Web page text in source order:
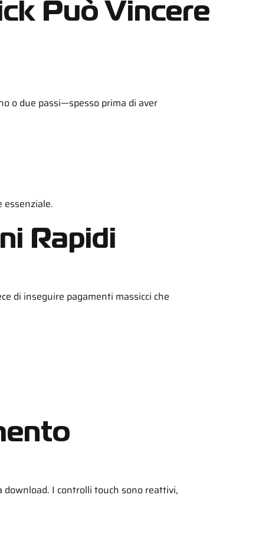
Può Vincere
o due passi—spesso prima di aver
Rapidi
di inseguire pagamenti massicci che
I controlli touch sono reattivi,